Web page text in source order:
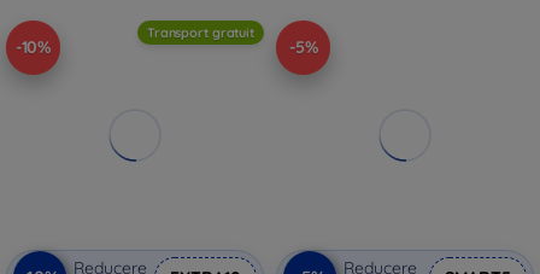
-10%
Transport gratuit
Reducere
-5%
Reducere